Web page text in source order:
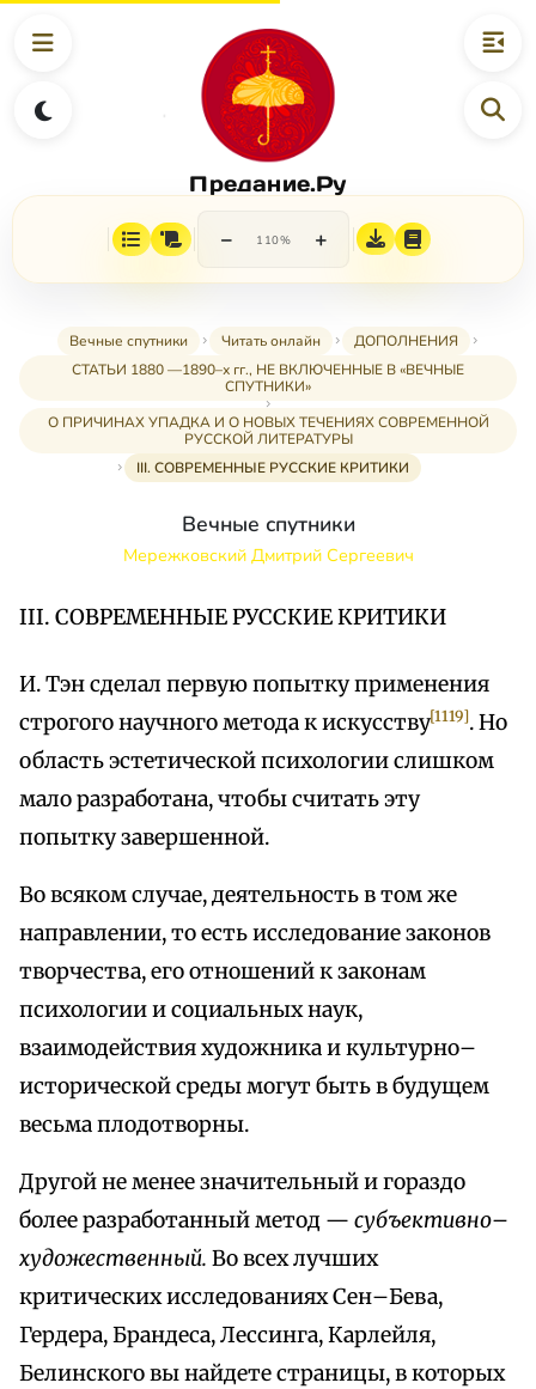
Предание.Ру
− 110% +
Вечные спутники Читать онлайн
ДОПОЛНЕНИЯ
СТАТЬИ 1880 —1890–х гг., НЕ ВКЛЮЧЕННЫЕ В «ВЕЧНЫЕ
СПУТНИКИ»
О ПРИЧИНАХ УПАДКА И О НОВЫХ ТЕЧЕНИЯХ СОВРЕМЕННОЙ
РУССКОЙ ЛИТЕРАТУРЫ
III. СОВРЕМЕННЫЕ РУССКИЕ КРИТИКИ
Вечные спутники
Мережковский Дмитрий Сергеевич
III. СОВРЕМЕННЫЕ РУССКИЕ КРИТИКИ
И. Тэн сделал первую попытку применения
строгого научного метода к искусству[1119]. Но
область эстетической психологии слишком
мало разработана, чтобы считать эту
попытку завершенной.
Во всяком случае, деятельность в том же
направлении, то есть исследование законов
творчества, его отношений к законам
психологии и социальных наук,
взаимодействия художника и культурно–
исторической среды могут быть в будущем
весьма плодотворны.
Другой не менее значительный и гораздо
более разработанный метод — субъективно–
художественный. Во всех лучших
критических исследованиях Сен–Бева,
Гердера, Брандеса, Лессинга, Карлейля,
Белинского вы найдете страницы, в которых